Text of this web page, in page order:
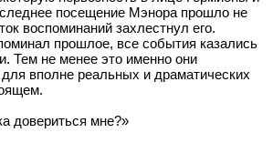
посещение Мэнора прошло не
воспоминаний захлестнул его.
прошлое, все события казались
Тем не менее это именно они
вполне реальных и драматических
довериться мне?»